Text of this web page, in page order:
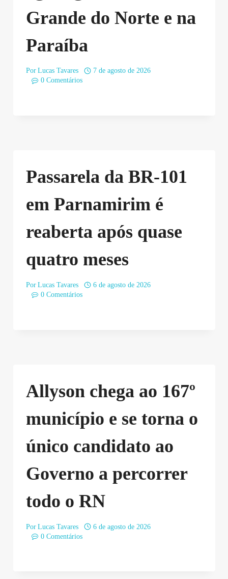
Grande do Norte e na
Paraíba
Por Lucas Tavares
7 de agosto de 2026
0 Comentários
Passarela da BR-101
em Parnamirim é
reaberta após quase
quatro meses
Por Lucas Tavares
6 de agosto de 2026
0 Comentários
Allyson chega ao 167º
município e se torna o
único candidato ao
Governo a percorrer
todo o RN
Por Lucas Tavares
6 de agosto de 2026
0 Comentários